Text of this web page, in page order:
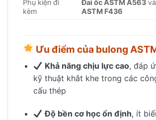
Phụ kiện đi
kèm
Đai ốc ASTM A563 và
ASTM F436
Ưu điểm của bulong
Khả năng chịu lực cao, đáp
kỹ thuật khắt khe trong các
cấu thép
Độ bền cơ học ổn định, ít